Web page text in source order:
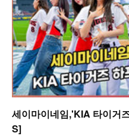
세이마이네임,'KIA 타이거
S]